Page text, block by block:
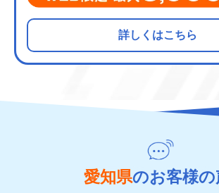
詳しくはこちら
愛知県のお客様の